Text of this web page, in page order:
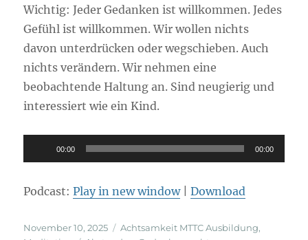
Wichtig: Jeder Gedanken ist willkommen. Jedes
Gefühl ist willkommen. Wir wollen nichts
davon unterdrücken oder wegschieben. Auch
nichts verändern. Wir nehmen eine
beobachtende Haltung an. Sind neugierig und
interessiert wie ein Kind.
Audio-
Player
00:00 00:00
Podcast:Play in new window|Download
Veröffentlicht
November 10, 2025 Kategorien
Achtsamkeit MTTC Ausbildung,